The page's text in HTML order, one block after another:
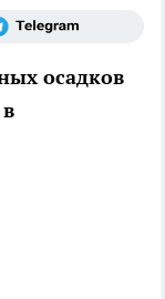
осадков